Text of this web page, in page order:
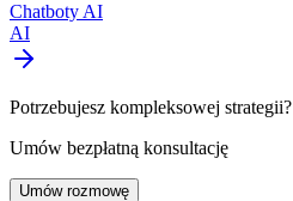
Chatboty AI
AI
Potrzebujesz kompleksowej strategii?
Umów bezpłatną konsultację
Umów rozmowę